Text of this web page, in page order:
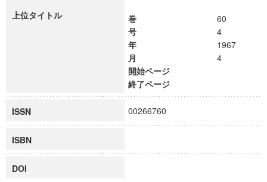
上位タイトル 巻
60
号
4
年
1967
月
4
開始ページ
終了ページ
ISSN 00266760
ISBN
DOI